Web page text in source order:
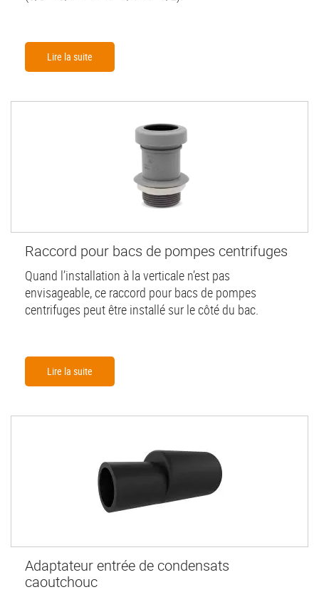
Lire la suite
Raccord pour bacs de pompes centrifuges
Quand l’installation à la verticale n’est pas
envisageable, ce raccord pour bacs de pompes
centrifuges peut être installé sur le côté du bac.
Lire la suite
Adaptateur entrée de condensats
caoutchouc